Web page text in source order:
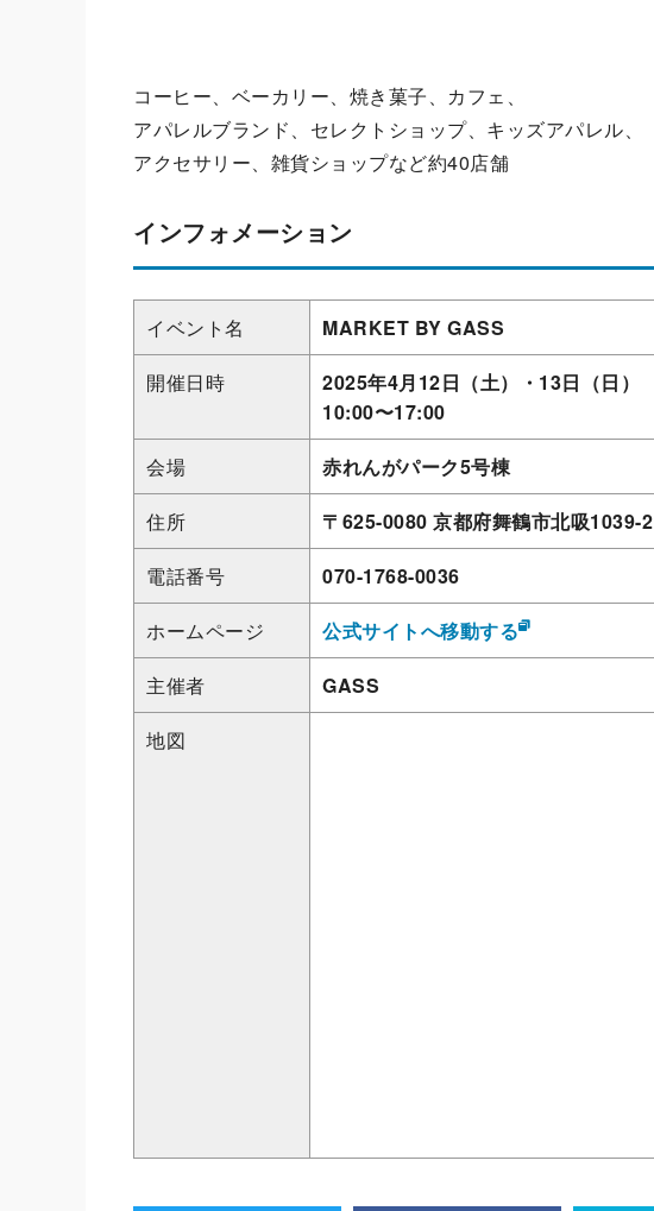
コーヒー、ベーカリー、焼き菓子、カフェ、
アパレルブランド、セレクトショップ、キッズアパレル、
アクセサリー、雑貨ショップなど約40店舗
インフォメーション
イベント名
MARKET BY GASS
開催日時
2025年4月12日（土）・13日（日）
10:00〜17:00
会場
赤れんがパーク5号棟
住所
〒625-0080 京都府舞鶴市北吸1039-2
電話番号
070-1768-0036
ホームページ
公式サイトへ移動する
主催者
GASS
地図